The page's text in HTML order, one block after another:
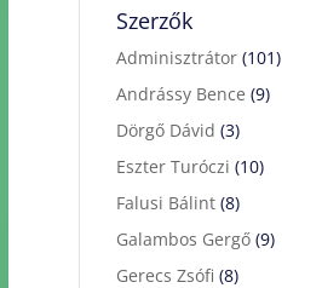
Szerzők
Adminisztrátor (101)
Andrássy Bence (9)
Dörgő Dávid (3)
Eszter Turóczi (10)
Falusi Bálint (8)
Galambos Gergő (9)
Gerecs Zsófi (8)